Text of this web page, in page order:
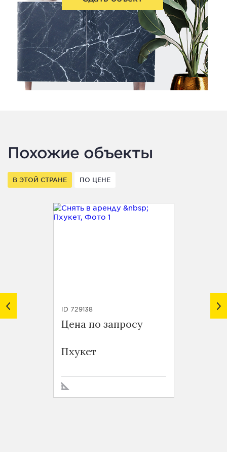
Похожие объекты
В ЭТОЙ СТРАНЕ ПО ЦЕНЕ
ID 729138
Цена по запросу
Пхукет
ID